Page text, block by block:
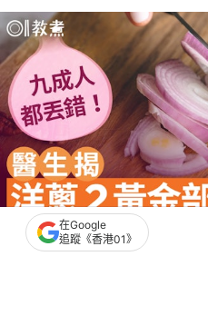
撰文：中天新聞網
在Google
追蹤《香港01》